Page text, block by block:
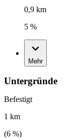
0,9 km
5 %
Mehr
Untergründe
Befestigt
1 km
(6 %)